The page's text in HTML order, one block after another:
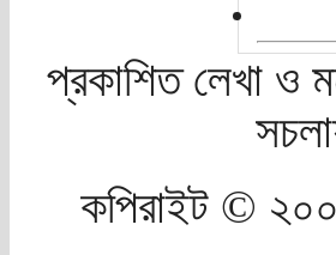
প্রকাশিত লেখা ও
কপিরাইট ©